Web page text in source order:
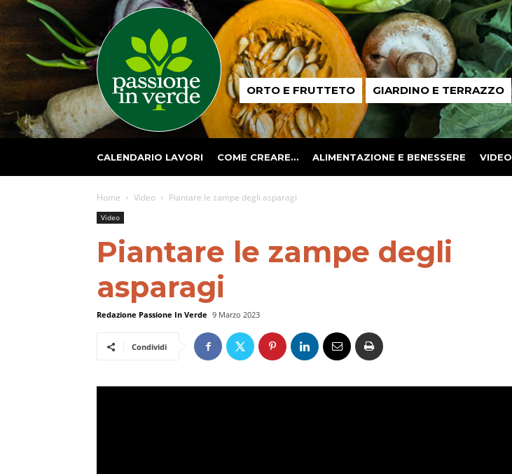
Passione
in ORTO E FRUTTETO GIARDINO E TERRAZZO
CALENDARIO LAVORI COME CREARE… ALIMENTAZIONE E BENESSERE VIDEO
Home Video Piantare le zampe degli asparagi
Video
Piantare le zampe degli
asparagi
Redazione Passione In Verde 9 Marzo 2023
Condividi